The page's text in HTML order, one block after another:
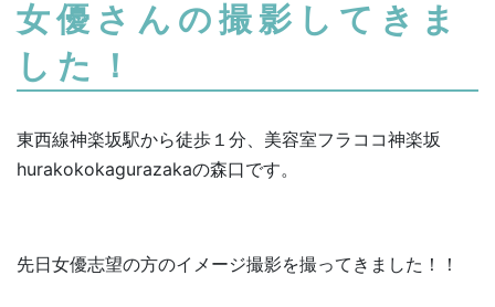
女優さんの撮影してきま
した！
東西線神楽坂駅から徒歩１分、美容室フラココ神楽坂
hurakokokagurazakaの森口です。
先日女優志望の方のイメージ撮影を撮ってきました！！